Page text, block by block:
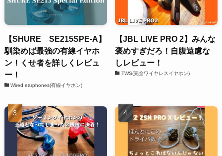
【SHURE SE215SPE-A】
馴染めば最強の有線イヤホ
ン！くせ者を詳しくレビュ
ー！
Wired earphones(有線イヤホン)
【JBL LIVE PRO 2】みんな
褒めすぎだろ！自腹遠慮な
しレビュー！
TWS(完全ワイヤレスイヤホン)